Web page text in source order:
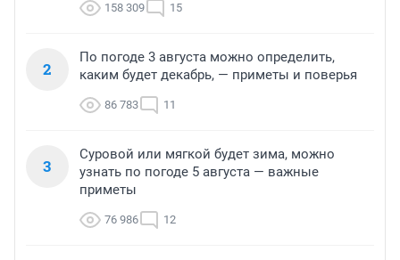
158 309 15
2
По погоде 3 августа можно определить,
каким будет декабрь, — приметы и поверья
86 783 11
3
Суровой или мягкой будет зима, можно
узнать по погоде 5 августа — важные
приметы
76 986 12